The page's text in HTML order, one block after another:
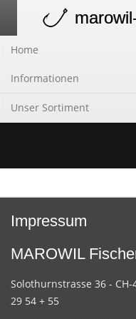
navigation
marowil
Home
Informationen
Unser Sortiment
Impressum
MAROWIL
Solothurnstrasse 36 - CH-
29 54 + 55